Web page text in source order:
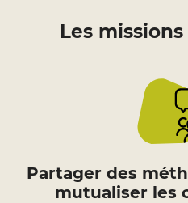
Les
Partager des
mutualiser les